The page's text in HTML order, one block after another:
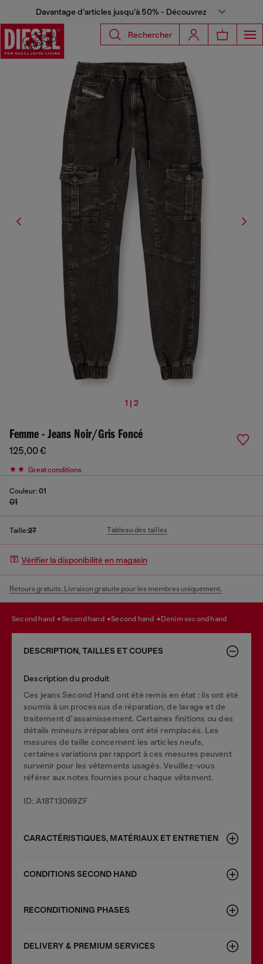
Davantage d’articles jusqu’à 50% - Découvrez
Rechercher
1 | 2
Femme - Jeans Noir/Gris Foncé
125,00 €
Great conditions
Couleur: 01
01
Taille:27 Tableau des tailles
Vérifier la disponibilité en magasin
Retours gratuits. Livraison gratuite pour les membres uniquement.
second hand second hand second hand denim second hand
DESCRIPTION, TAILLES ET COUPES
Description du produit
Ces jeans Second Hand ont été remis en état : ils ont été
soumis à un processus de réparation, de lavage et de
traitement d'assainissement. Certaines finitions ou des
détails mineurs irréparables ont été remplacés. Les
mesures de taille concernent les articles neufs,
certaines variations par rapport à ces mesures peuvent
survenir pour les vêtements usagés. Veuillez-vous
référer aux notes fournies pour chaque vêtement.
ID: A18713069ZF
CARACTÉRISTIQUES, MATÉRIAUX ET ENTRETIEN
CONDITIONS SECOND HAND
RECONDITIONING PHASES
DELIVERY & PREMIUM SERVICES